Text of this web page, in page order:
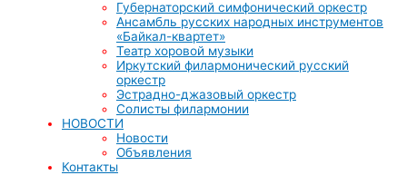
Губернаторский симфонический оркестр
Ансамбль русских народных инструментов
«Байкал-квартет»
Театр хоровой музыки
Иркутский филармонический русский
оркестр
Эстрадно-джазовый оркестр
Солисты филармонии
НОВОСТИ
Новости
Объявления
Контакты